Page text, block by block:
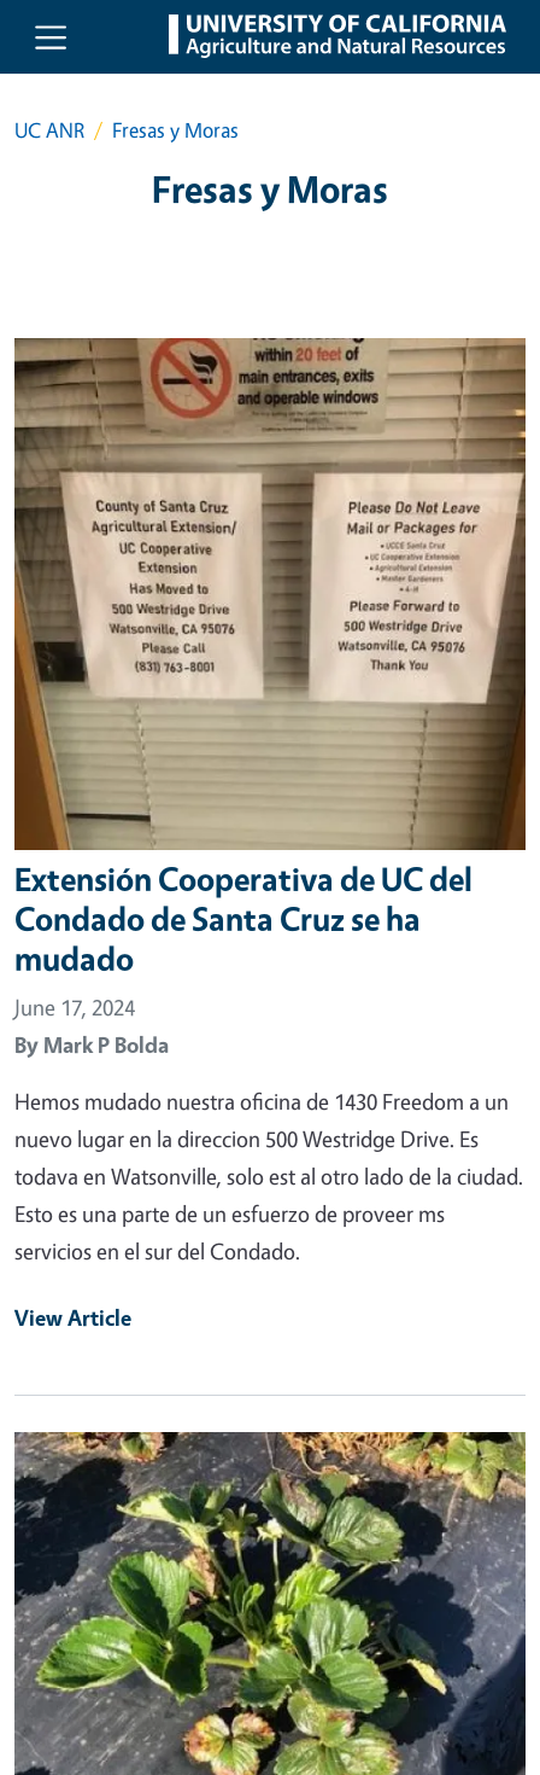
Skip to main content
UC ANR Fresas y Moras
Fresas y Moras
Primary Image
Extensión Cooperativa de UC del
Condado de Santa Cruz se ha
mudado
June 17, 2024
By Mark P Bolda
Hemos mudado nuestra oficina de 1430 Freedom a un
nuevo lugar en la direccion 500 Westridge Drive. Es
todava en Watsonville, solo est al otro lado de la ciudad.
Esto es una parte de un esfuerzo de proveer ms
servicios en el sur del Condado.
View Article
Primary Image